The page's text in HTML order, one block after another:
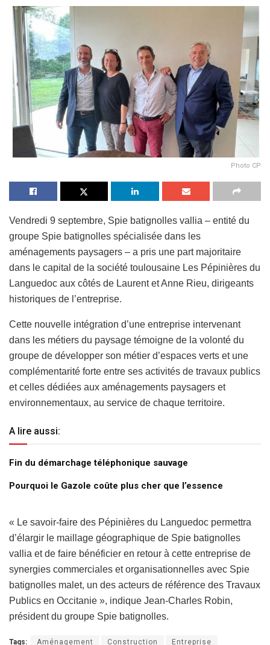
Photo CP
Vendredi 9 septembre, Spie batignolles vallia – entité du
groupe Spie batignolles spécialisée dans les
aménagements paysagers – a pris une part majoritaire
dans le capital de la société toulousaine Les Pépinières du
Languedoc aux côtés de Laurent et Anne Rieu, dirigeants
historiques de l’entreprise.
Cette nouvelle intégration d’une entreprise intervenant
dans les métiers du paysage témoigne de la volonté du
groupe de développer son métier d’espaces verts et une
complémentarité forte entre ses activités de travaux publics
et celles dédiées aux aménagements paysagers et
environnementaux, au service de chaque territoire.
A lire aussi:
Fin du démarchage téléphonique sauvage
Pourquoi le Gazole coûte plus cher que l’essence
« Le savoir-faire des Pépinières du Languedoc permettra
d’élargir le maillage géographique de Spie batignolles
vallia et de faire bénéficier en retour à cette entreprise de
synergies commerciales et organisationnelles avec Spie
batignolles malet, un des acteurs de référence des Travaux
Publics en Occitanie », indique Jean-Charles Robin,
président du groupe Spie batignolles.
Tags: Aménagement Construction Entreprise